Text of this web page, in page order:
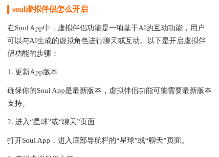
soul虚拟伴侣怎么开启
在Soul App中，虚拟伴侣功能是一项基于AI的互动功能，用户
可以与AI生成的虚拟角色进行聊天或互动。以下是开启虚拟伴
侣功能的步骤：
1. 更新App版本
确保你的Soul App是最新版本，虚拟伴侣功能可能需要最新版本
支持。
2. 进入“星球”或“聊天”页面
打开Soul App，进入底部导航栏的“星球”或“聊天”页面。